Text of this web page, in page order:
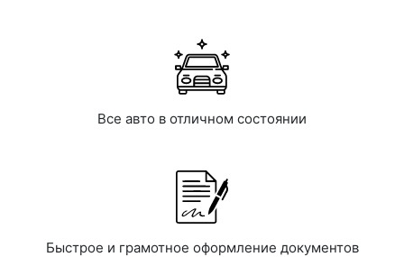
Все авто в отличном состоянии
Быстрое и грамотное оформление документов